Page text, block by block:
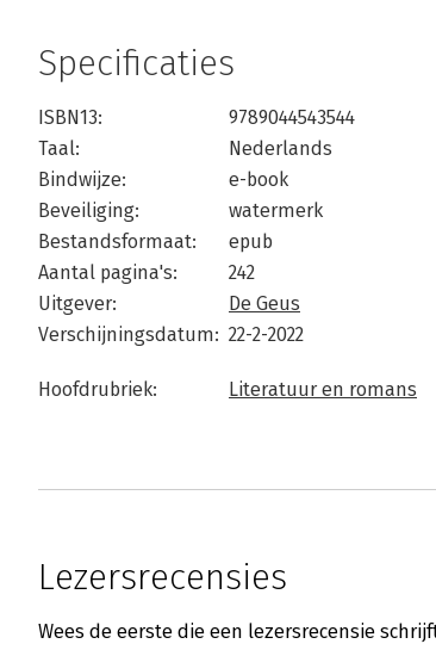
Specificaties
ISBN13:
9789044543544
Taal:
Nederlands
Bindwijze:
e-book
Beveiliging:
watermerk
Bestandsformaat:
epub
Aantal pagina's:
242
Uitgever:
De Geus
Verschijningsdatum: 22-2-2022
Hoofdrubriek: Literatuur en romans
Lezersrecensies
Wees de eerste die een lezersrecensie